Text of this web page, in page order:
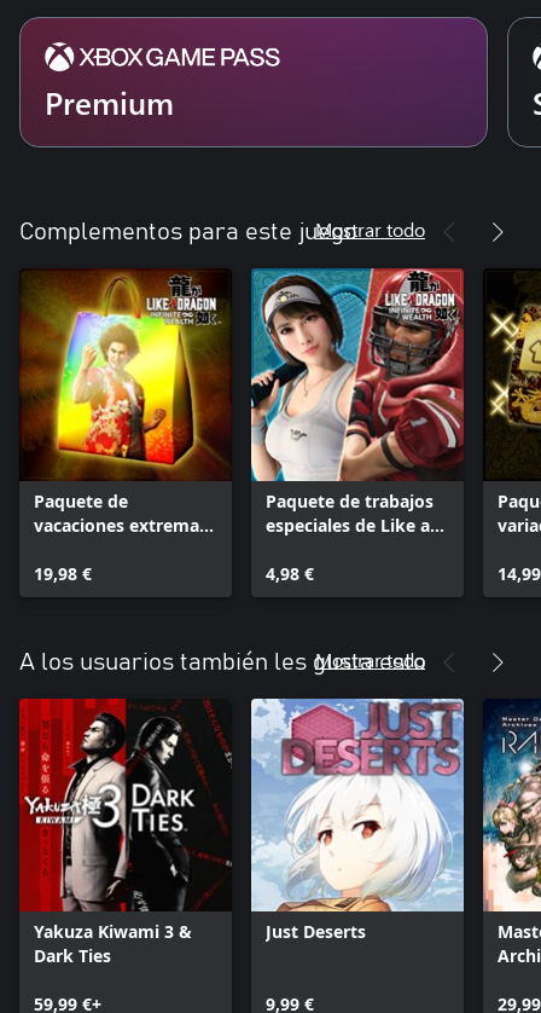
Premium
Complementos para este juegoMostrar todo
Paquete de
vacaciones extremas
Infinite Wealth
19,98 €
Paquete de trabajos
especiales de Like a
Wealth
4,98 €
A los usuarios también les gusta esto
Mostrar todo
Yakuza Kiwami 3 &
Dark Ties
59,99 €+
Just Deserts
9,99 €